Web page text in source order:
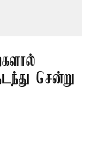
சென்று